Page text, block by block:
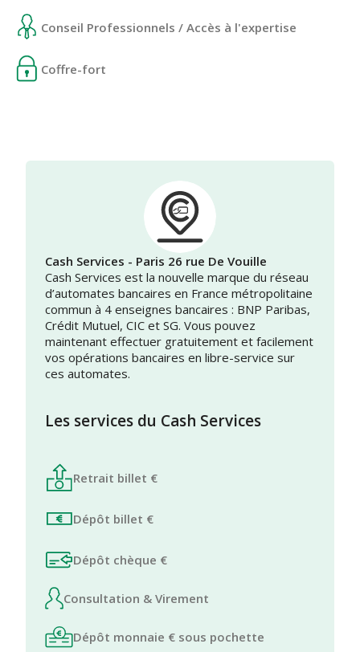
Conseil Professionnels / Accès à l'expertise
Coffre-fort
Cash Services - Paris 26 rue De Vouille
Cash Services est la nouvelle marque du réseau
d’automates bancaires en France métropolitaine
commun à 4 enseignes bancaires : BNP Paribas,
Crédit Mutuel, CIC et SG. Vous pouvez
maintenant effectuer gratuitement et facilement
vos opérations bancaires en libre-service sur
ces automates.
Les services du Cash Services
Retrait billet €
Dépôt billet €
Dépôt chèque €
Consultation & Virement
Dépôt monnaie € sous pochette